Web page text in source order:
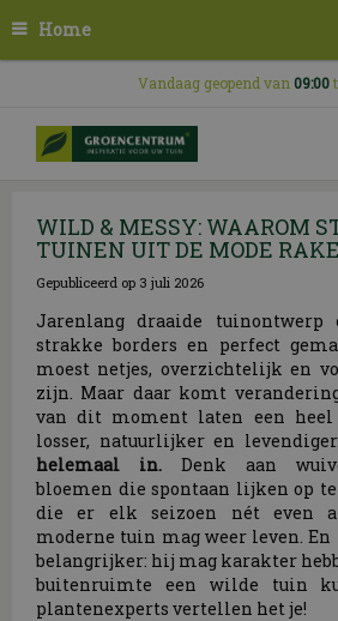
n
Home
Vandaag geopend van 09:00
WILD & MESSY: WAAROM
TUINEN UIT DE MODE
Gepubliceerd op 3 juli 2026
Jarenlang draaide
strakke borders en perfect
moest netjes, overzichtelijk en
zijn. Maar daar komt
van dit moment laten een heel
losser, natuurlijker en
helemaal in. Denk aan
bloemen die spontaan lijken op
die er elk seizoen nét even
moderne tuin mag weer leven.
belangrijker: hij mag karakter
buitenruimte een wilde tuin
plantenexperts vertellen het je!